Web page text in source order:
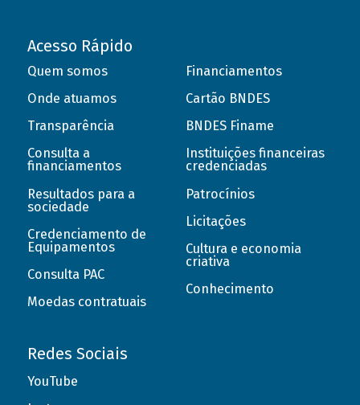
Acesso Rápido
Quem somos
Onde atuamos
Transparência
Consulta a
financiamentos
Resultados para a
sociedade
Credenciamento de
Equipamentos
Consulta PAC
Moedas contratuais
Financiamentos
Cartão BNDES
BNDES Finame
Instituições financeiras
credenciadas
Patrocínios
Licitações
Cultura e economia
criativa
Conhecimento
Redes Sociais
YouTube